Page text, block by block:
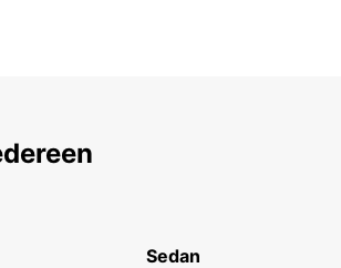
Sedan